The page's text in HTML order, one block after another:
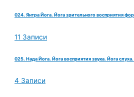
024. Янтра Йога. Йога зрительного восприятия
11 Записи
025. Нада Йога. Йога восприятия звука. Йога
4 Записи